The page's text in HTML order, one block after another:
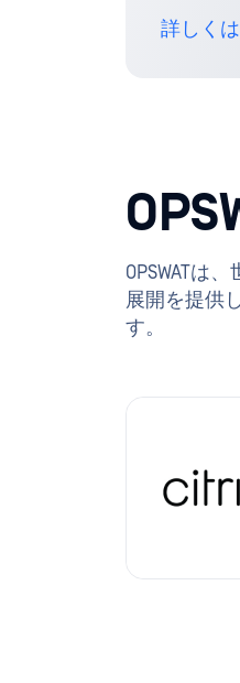
詳しく
OPSWATは
展開を提供
す。